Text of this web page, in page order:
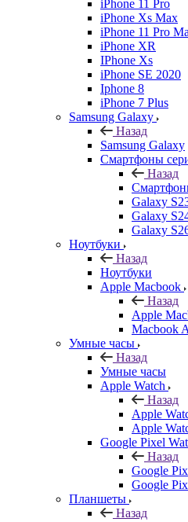
iPhone 11 Pro
iPhone Xs Max
iPhone 11 Pro
iPhone XR
IPhone Xs
iPhone SE 2020
Iphone 8
iPhone 7 Plus
Samsung Galaxy
Назад
Samsung Galaxy
Смартфоны
Назад
Galaxy
Galaxy
Galaxy
Ноутбуки
Назад
Ноутбуки
Apple Macbook
Назад
Apple
Macbook
Умные часы
Назад
Умные часы
Apple Watch
Назад
Apple
Apple
Google Pixel
Назад
Google
Google
Планшеты
Назад